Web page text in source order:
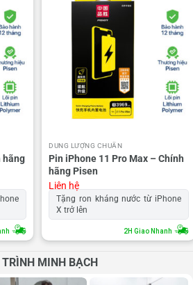
hãng
DUNG LƯỢNG CHUẨN
Pin iPhone 11 Pro Max – Chính
hãng Pisen
Liên hệ
Tặng ron kháng nước từ iPhone
X trở lên
2H Giao Nhanh
TRÌNH MINH BẠCH